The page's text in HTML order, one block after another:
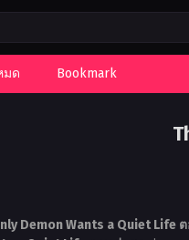
มด Bookmark
Demon Wants a Quiet Life